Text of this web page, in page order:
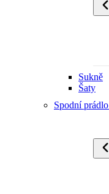
Sukně
Šaty
Spodní prádlo